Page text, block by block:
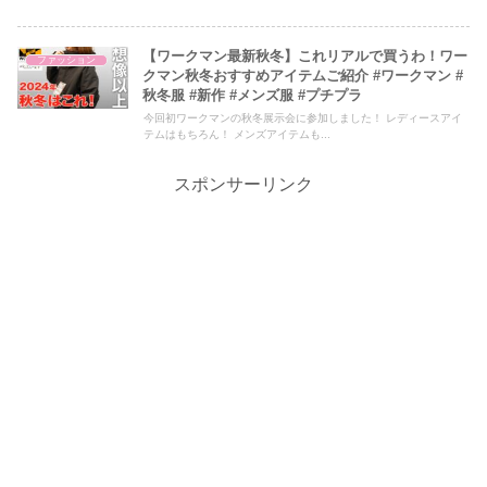
ファッション
【ワークマン最新秋冬】これリアルで買うわ！ワー
クマン秋冬おすすめアイテムご紹介 #ワークマン #
秋冬服 #新作 #メンズ服 #プチプラ
今回初ワークマンの秋冬展示会に参加しました！ レディースアイ
テムはもちろん！ メンズアイテムも...
スポンサーリンク